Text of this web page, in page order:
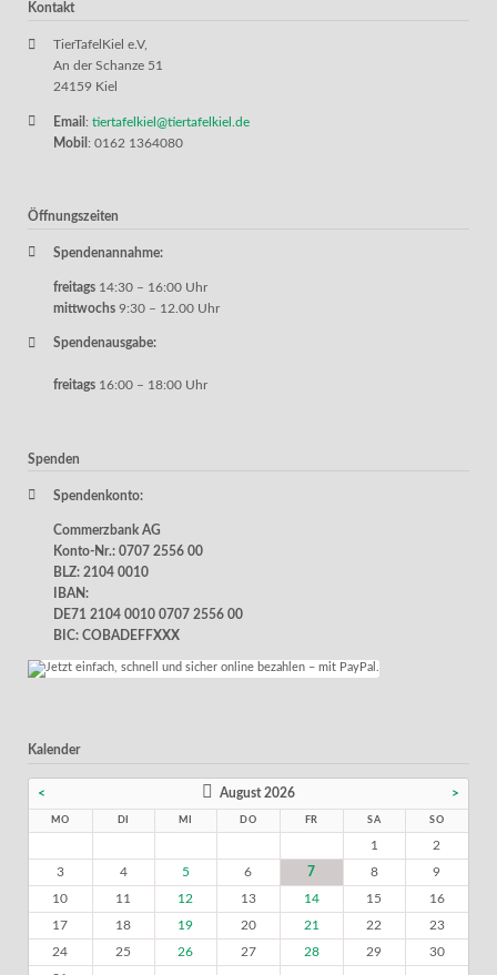
Kontakt
TierTafelKiel e.V,
An der Schanze 51
24159 Kiel
Email : tiertafelkiel@tiertafelkiel.de
Mobil : 0162 1364080
Öffnungszeiten
Spendenannahme:
freitags 14:30 – 16:00 Uhr
mittwochs 9:30 – 12.00 Uhr
Spendenausgabe:
freitags 16:00 – 18:00 Uhr
Spenden
Spendenkonto:
Commerzbank AG
Konto-Nr.: 0707 2556 00
BLZ: 2104 0010
IBAN:
DE71 2104 0010 0707 2556 00
BIC: COBADEFFXXX
Kalender
< August 2026 >
MO DI MI DO FR SA SO
1
2
3
4 5 6 7 8
9
10
11 12 13 14 15
16
17
18 19 20 21 22
23
24
25 26 27 28 29
30